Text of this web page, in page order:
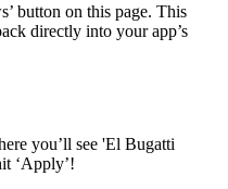
button on this page. This
directly into your app’s
you’ll see 'El Bugatti
‘Apply’!